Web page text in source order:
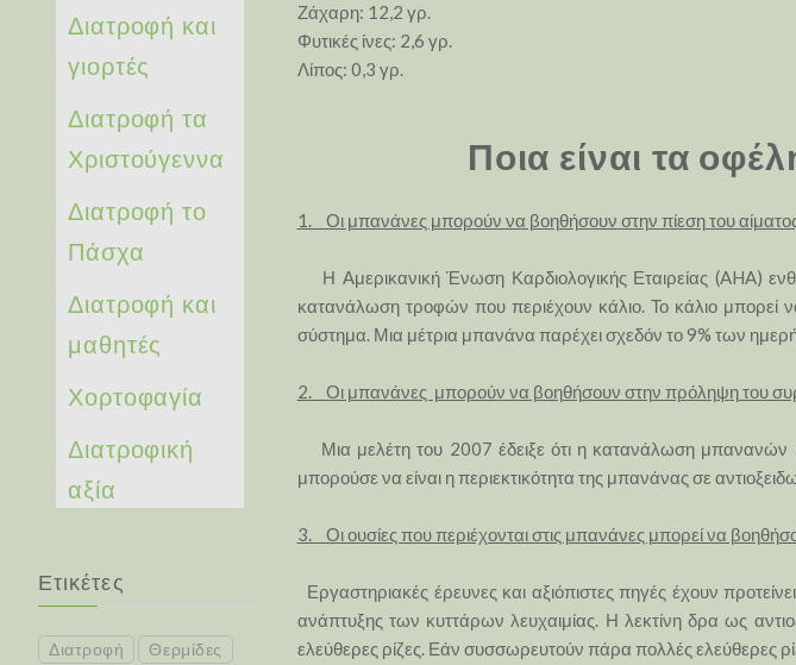
Διατροφή και
γιορτές
Διατροφή τα
Χριστούγεννα
Διατροφή το
Πάσχα
Διατροφή και
μαθητές
Χορτοφαγία
Διατροφική
αξία
Ετικέτες
Διατροφή
Θερμίδες
Ζάχαρη: 12,2 γρ.
Φυτικές ίνες: 2,6 γρ.
Λίπος: 0,3 γρ.
Ποια είναι τα
1. Οι μπανάνες μπορούν να βοηθήσουν στην πίεση του
Η Αμερικανική Ένωση Καρδιολογικής Εταιρείας (AHA)
κατανάλωση τροφών που περιέχουν κάλιο. Το κάλιο μπορεί
σύστημα. Μια μέτρια μπανάνα παρέχει σχεδόν το 9% των
2. Οι μπανάνες μπορούν να βοηθήσουν στην πρόληψη του
Μια μελέτη του 2007 έδειξε ότι η κατανάλωση μπανανών
μπορούσε να είναι η περιεκτικότητα της μπανάνας σε
3. Οι ουσίες που περιέχονται στις μπανάνες μπορεί να
Εργαστηριακές έρευνες και αξιόπιστες πηγές έχουν
ανάπτυξης των κυττάρων λευχαιμίας. Η λεκτίνη δρα ως
ελεύθερες ρίζες. Εάν συσσωρευτούν πάρα πολλές ελεύθερες